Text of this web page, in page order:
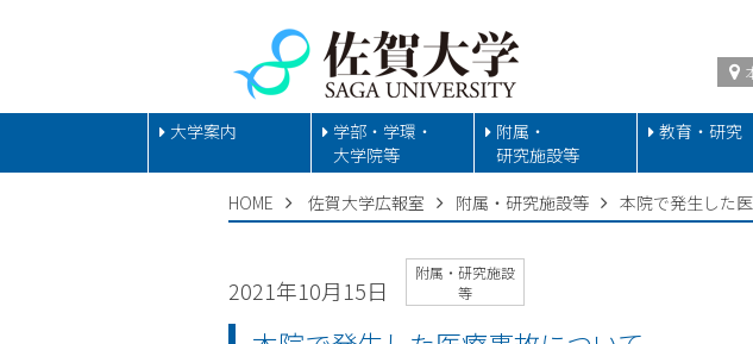
大学案内
学部・学環・
大学院等
附属・
研究施設等
教育・研究
HOME 佐賀大学広報室 附属・研究施設等 本院で発生した
2021年10月15日
附属・研究施設
等